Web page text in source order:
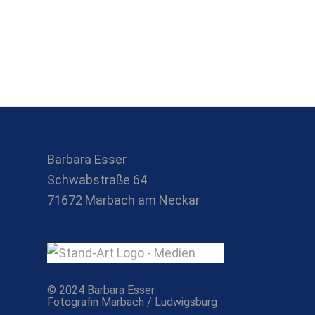
Barbara Esser
Schwabstraße 64
71672 Marbach am Neckar
© 2024 Barbara Esser
Fotografin Marbach / Ludwigsburg